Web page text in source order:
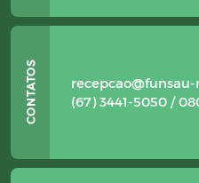
(67) 3441-5050 /